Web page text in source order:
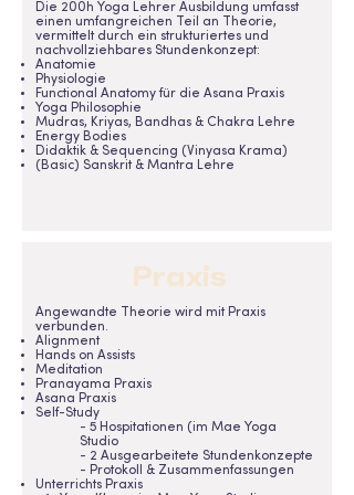
Die 200h Yoga Lehrer Ausbildung umfasst
einen umfangreichen Teil an Theorie,
vermittelt durch ein strukturiertes und
nachvollziehbares Stundenkonzept:
Anatomie
Physiologie
Functional Anatomy für die Asana Praxis
Yoga Philosophie
Mudras, Kriyas, Bandhas & Chakra Lehre
Energy Bodies
Didaktik & Sequencing (Vinyasa Krama)
(Basic) Sanskrit & Mantra Lehre
Praxis
Angewandte Theorie wird mit Praxis
verbunden.
Alignment
Hands on Assists
Meditation
Pranayama Praxis
Asana Praxis
Self-Study
- 5 Hospitationen (im Mae Yoga
Studio
- 2 Ausgearbeitete Stundenkonzepte
- Protokoll & Zusammenfassungen
Unterrichts Praxis